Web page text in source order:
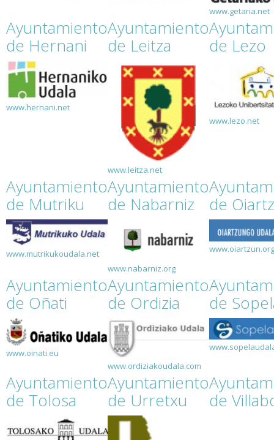
www.getaria.net
Ayuntamiento
de Hernani
www.hernani.net
Ayuntamiento
de Leitza
www.leitza.net
de Lezo
www.lezo.net
Ayuntamiento
de Mutriku
www.mutrikukoudala.net
Ayuntamiento
de Nabarniz
www.nabarniz.org
de
www.oiartzun.org
Ayuntamiento
de Oñati
www.oinati.eu
Ayuntamiento
de Ordizia
www.ordiziakoudala.com
de
Ayuntamiento
de Tolosa
Ayuntamiento
de Urretxu
de